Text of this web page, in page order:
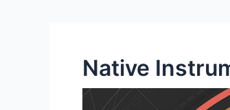
Native